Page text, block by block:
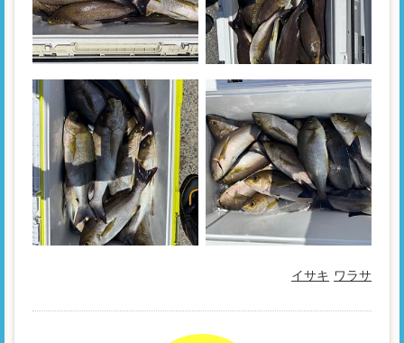
イサキ ワラサ